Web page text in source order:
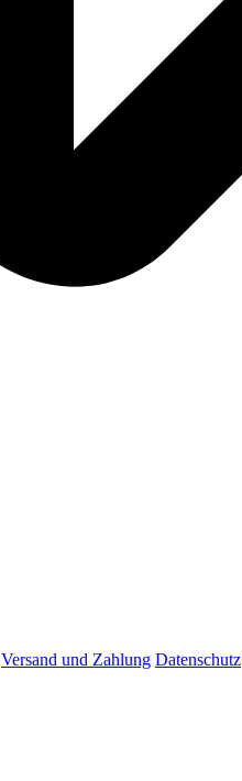
Versand und Zahlung Datenschutz